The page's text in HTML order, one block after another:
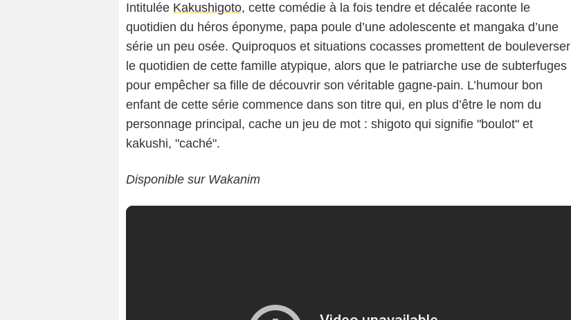
Intitulée Kakushigoto, cette comédie à la fois tendre et décalée raconte le
quotidien du héros éponyme, papa poule d’une adolescente et mangaka d’une
série un peu osée. Quiproquos et situations cocasses promettent de bouleverser
le quotidien de cette famille atypique, alors que le patriarche use de subterfuges
pour empêcher sa fille de découvrir son véritable gagne-pain. L’humour bon
enfant de cette série commence dans son titre qui, en plus d’être le nom du
personnage principal, cache un jeu de mot : shigoto qui signifie "boulot" et
kakushi, "caché".
Disponible sur Wakanim